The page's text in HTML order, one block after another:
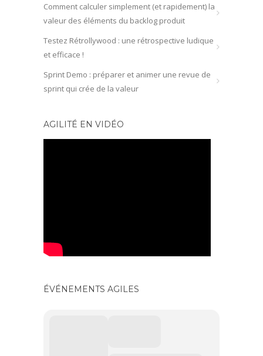
Comment calculer simplement (et rapidement) la
valeur des éléments du backlog produit
Testez Rétrollywood : une rétrospective ludique
et efficace !
Sprint Demo : préparer et animer une revue de
sprint qui crée de la valeur
AGILITÉ EN VIDÉO
ÉVÉNEMENTS AGILES